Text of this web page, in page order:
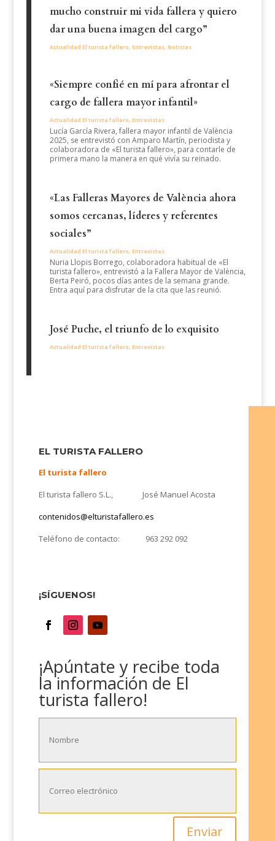
mucho construir mi vida fallera y quiero
dar una buena imagen del cargo”
Actualidad El turista fallero, Entrevistas, Noticias
«Siempre confié en mí para afrontar el
cargo de fallera mayor infantil»
Actualidad El turista fallero, Entrevistas
Lucía García Rivera, fallera mayor infantil de València
2025, se entrevistó con Amparo Martín, periodista y
colaboradora de «El turista fallero», para contarle de
primera mano la manera en qué vivía su reinado.
«Las Falleras Mayores de València ahora
somos cercanas, líderes y referentes
sociales”
Actualidad El turista fallero, Entrevistas
Nuria Llopis Borrego, colaboradora habitual de «El
turista fallero», entrevistó a la Fallera Mayor de València,
Berta Peiró, pocos días antes de la semana grande.
Entra aquí para disfrutar de la cita que las reunió.
José Puche, el triunfo de lo exquisito
Actualidad El turista fallero, Entrevistas
EL TURISTA FALLERO
El turista fallero
El turista fallero S.L., José Manuel Acosta
contenidos@elturistafallero.es
Teléfono de contacto: 963 292 092
¡SÍGUENOS!
¡Apúntate y recibe toda
la información de El
turista fallero!
Enviar